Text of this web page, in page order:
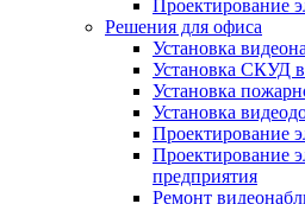
Проектирование
Решения для офиса
Установка
Установка СКУД
Установка
Установка
Проектирование
Проектирование
предприятия
Ремонт